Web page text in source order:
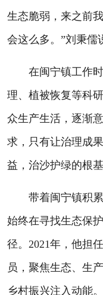
生态脆弱，来之前
会这么多。”刘秉儒
在闽宁镇工作时
理、植被恢复等科
众生产生活，逐渐
求，只有让治理成
益，治沙护绿的根
带着闽宁镇积累
始终在寻找生态保
径。2021年，他担
员，聚焦生态、生
乡村振兴注入动能。